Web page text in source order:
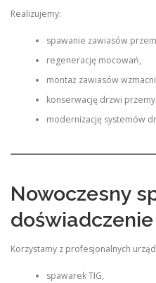
Realizujemy:
spawanie zawiasów
regenerację mocowań,
montaż zawiasów
konserwację drzwi
modernizację systemów
Nowoczesny
doświadczenie
Korzystamy z profesjonalnych
spawarek TIG,